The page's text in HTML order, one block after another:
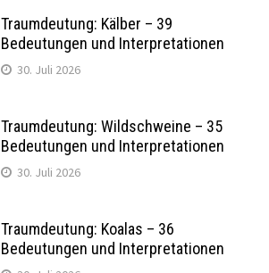
Traumdeutung: Kälber – 39
Bedeutungen und Interpretationen
30. Juli 2026
Traumdeutung: Wildschweine – 35
Bedeutungen und Interpretationen
30. Juli 2026
Traumdeutung: Koalas – 36
Bedeutungen und Interpretationen